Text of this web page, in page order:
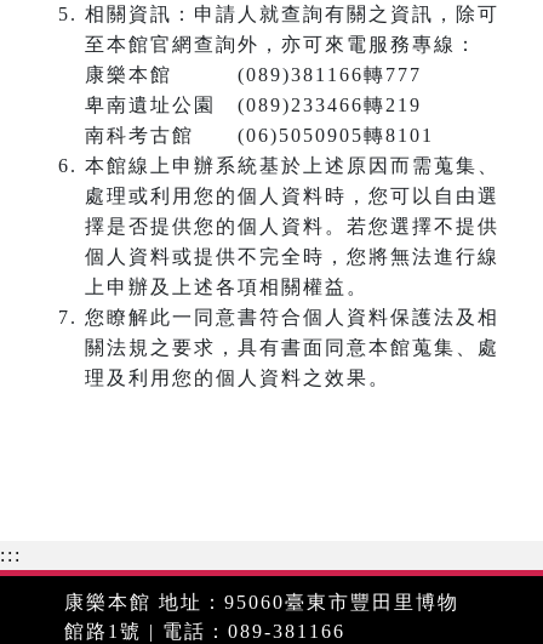
相關資訊：申請人就查詢有關之資訊，除可
至本館官網查詢外，亦可來電服務專線：
康樂本館 (089)381166轉777
卑南遺址公園 (089)233466轉219
南科考古館 (06)5050905轉8101
本館線上申辦系統基於上述原因而需蒐集、
處理或利用您的個人資料時，您可以自由選
擇是否提供您的個人資料。若您選擇不提供
個人資料或提供不完全時，您將無法進行線
上申辦及上述各項相關權益。
您瞭解此一同意書符合個人資料保護法及相
關法規之要求，具有書面同意本館蒐集、處
理及利用您的個人資料之效果。
:::
康樂本館 地址：95060臺東市豐田里博物
館路1號 | 電話：089-381166